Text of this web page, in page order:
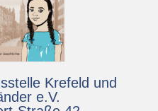
Krefeld und
e.V.